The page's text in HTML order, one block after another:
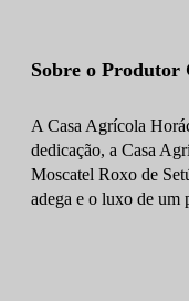
Sobre o Produtor
A Casa Agrícola
dedicação, a Casa
Moscatel Roxo de
adega e o luxo de um